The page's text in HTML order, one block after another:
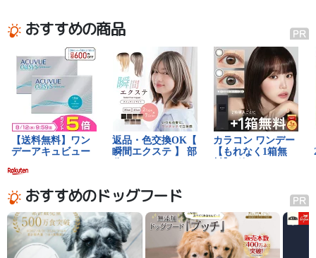
おすすめの商品
おすすめのドッグフード